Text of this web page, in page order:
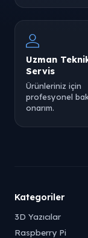
Uzman
Servis
Ürünleriniz için
profesyonel
onarım.
Kategoriler
3D Yazıcılar
Raspberry Pi